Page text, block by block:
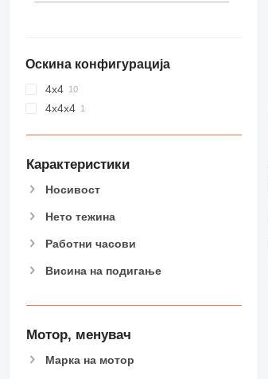
Оскина конфигурација
4x4
4x4x4
Карактеристики
Носивост
Нето тежина
Работни часови
Висина на подигање
Мотор, менувач
Марка на мотор